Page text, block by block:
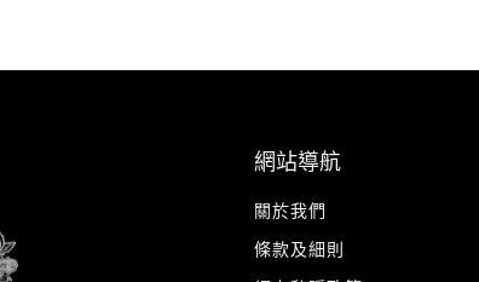
網站導航
關於我們
條款及細則